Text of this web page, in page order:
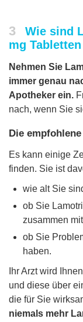
3
Wie sind
mg
Nehmen Sie
immer genau
Apotheker ein.
nach, wenn Sie
Die
Es kann einige
finden. Sie ist
wie alt Sie
ob Sie
zusammen
ob Sie
haben.
Ihr Arzt wird
und diese über
die für Sie
niemals mehr